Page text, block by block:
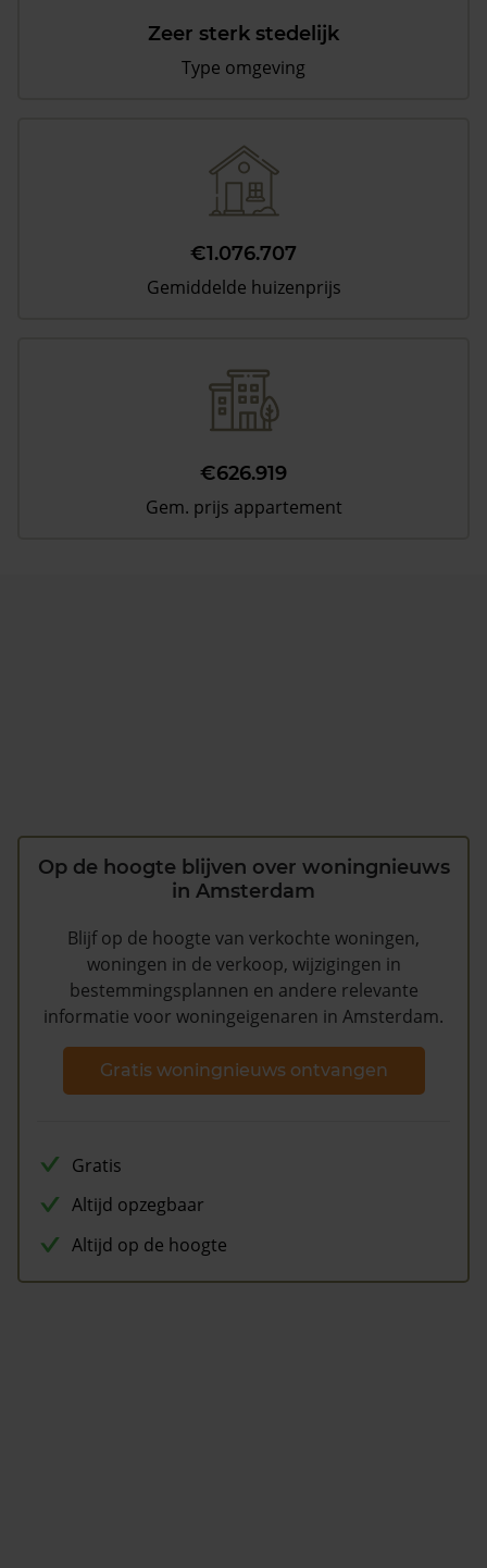
Zeer sterk stedelijk
Type omgeving
€1.076.707
Gemiddelde huizenprijs
€626.919
Gem. prijs appartement
Op de hoogte blijven over woningnieuws
in Amsterdam
Blijf op de hoogte van verkochte woningen,
woningen in de verkoop, wijzigingen in
bestemmingsplannen en andere relevante
informatie voor woningeigenaren in Amsterdam.
Gratis woningnieuws ontvangen
Gratis
Altijd opzegbaar
Altijd op de hoogte